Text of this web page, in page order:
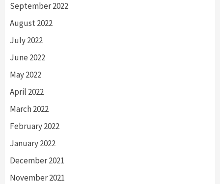
September 2022
August 2022
July 2022
June 2022
May 2022
April 2022
March 2022
February 2022
January 2022
December 2021
November 2021